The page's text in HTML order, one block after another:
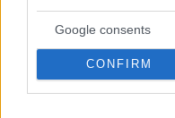
Google consents
CONFIRM
Πέτρος Γ.
17.03.2020, 09:37
Τα Σουπερ Μαρκετ
κερδοφόρα.
προσληψη